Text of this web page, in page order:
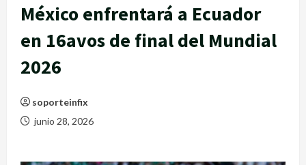
México enfrentará a Ecuador
en 16avos de final del Mundial
2026
soporteinfix
junio 28, 2026